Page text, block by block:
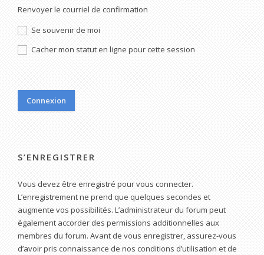
Renvoyer le courriel de confirmation
Se souvenir de moi
Cacher mon statut en ligne pour cette session
S’ENREGISTRER
Vous devez être enregistré pour vous connecter.
L’enregistrement ne prend que quelques secondes et
augmente vos possibilités. L’administrateur du forum peut
également accorder des permissions additionnelles aux
membres du forum. Avant de vous enregistrer, assurez-vous
d’avoir pris connaissance de nos conditions d’utilisation et de